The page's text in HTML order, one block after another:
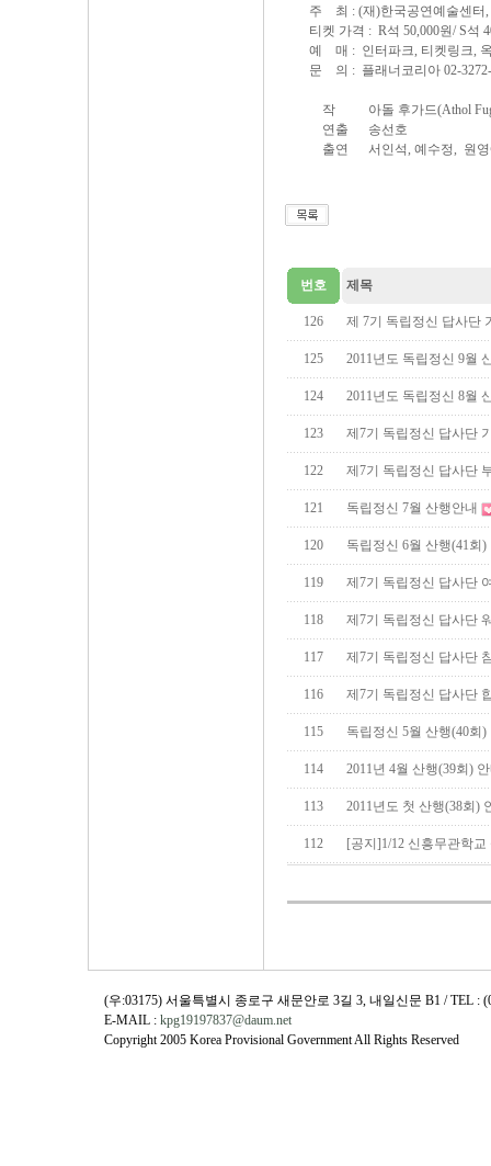
주 최 : (재)한국공연예술센터,
티켓 가격 : R석 50,000원/ S석
예 매 : 인터파크, 티켓링크,
문 의 : 플래너코리아 02-
작 아돌 후가드(Athol
연출 송선호
출연 서인석, 예수정, 원영
번호 제목
126 제 7기 독립정신 답사단
125 2011년도 독립정신 9월
124 2011년도 독립정신 8월
123 제7기 독립정신 답사단
122 제7기 독립정신 답사단
121 독립정신 7월 산행안내
120 독립정신 6월 산행(41회)
119 제7기 독립정신 답사단
118 제7기 독립정신 답사단
117 제7기 독립정신 답사단
116 제7기 독립정신 답사단
115 독립정신 5월 산행(40회)
114 2011년 4월 산행(39회)
113 2011년도 첫 산행(38회)
112 [공지]1/12 신흥무관학
(우:03175) 서울특별시 종로구 새문안로 3길 3, 내일신문 B1 / TEL :
E-MAIL : kpg19197837@daum.net
Copyright 2005 Korea Provisional Government All Rights Reserved